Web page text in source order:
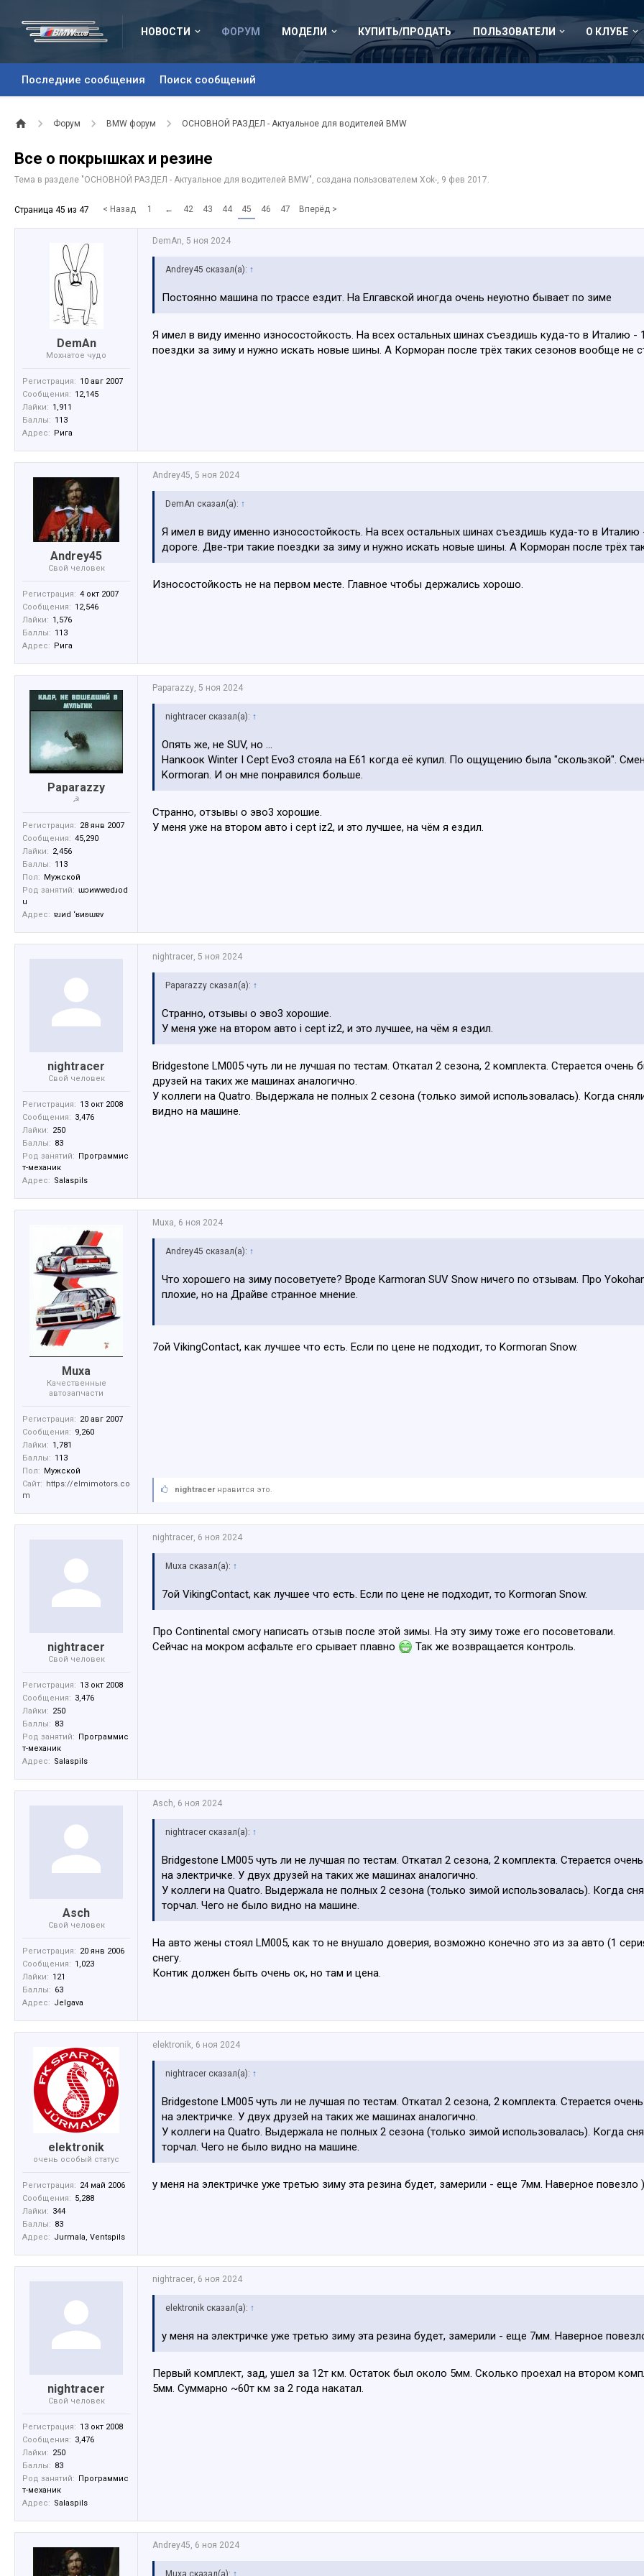
НОВОСТИ ФОРУМ
Последние сообщения Поиск сообщений
МОДЕЛИ КУПИТЬ/ПРОДАТЬ ПОЛЬЗОВАТЕЛИ О КЛУБЕ
Форум BMW форум ОСНОВНОЙ РАЗДЕЛ - Актуальное для водителей BMW
Все о покрышках и резине
Тема в разделе "ОСНОВНОЙ РАЗДЕЛ - Актуальное для водителей BMW", создана пользователем Xok-, 9 фев 2017.
Страница 45 из 47 < Назад 1 ← 42 43 44 45 46 47 Вперёд >
DemAn
Мохнатое чудо
Регистрация: 10 авг 2007
Сообщения: 12,145
Лайки: 1,911
Баллы: 113
Адрес: Рига
DemAn, 5 ноя 2024
Andrey45 сказал(а): ↑
Постоянно машина по трассе ездит. На Елгавской иногда очень неуютно бывает по зиме
Я имел в виду именно износостойкость. На всех остальных шинах съездишь куда-то в Италию -
поездки за зиму и нужно искать новые шины. А Корморан после трёх таких сезонов вообще не
Andrey45
Свой человек
Регистрация: 4 окт 2007
Сообщения: 12,546
Лайки: 1,576
Баллы: 113
Адрес: Рига
Andrey45, 5 ноя 2024
DemAn сказал(а): ↑
Я имел в виду именно износостойкость. На всех остальных шинах съездишь куда-то в Италию
дороге. Две-три такие поездки за зиму и нужно искать новые шины. А Корморан после трёх
Износостойкость не на первом месте. Главное чтобы держались хорошо.
Paparazzy
☭
Регистрация: 28 янв 2007
Сообщения: 45,290
Лайки: 2,456
Баллы: 113
Пол:
Мужской
Род занятий: ɯɔиwwɐdɹоd
u
Адрес: ɐɹиd ‘ʁиʚɯɐv
Paparazzy, 5 ноя 2024
nightracer сказал(а): ↑
Опять же, не SUV, но ...
Hаnкоок Winter I Cept Evo3 стояла на Е61 когда её купил. По ощущению была "скользкой".
Kormoran. И он мне понравился больше.
Странно, отзывы о эво3 хорошие.
У меня уже на втором авто i cept iz2, и это лучшее, на чём я ездил.
nightracer
Свой человек
Регистрация: 13 окт 2008
Сообщения: 3,476
Лайки: 250
Баллы: 83
Род занятий:
Программис
т-механик
Адрес: Salaspils
nightracer, 5 ноя 2024
Paparazzy сказал(а): ↑
Странно, отзывы о эво3 хорошие.
У меня уже на втором авто i cept iz2, и это лучшее, на чём я ездил.
Bridgestone LM005 чуть ли не лучшая по тестам. Откатал 2 сезона, 2 комплекта. Стерается
друзей на таких же машинах аналогично.
У коллеги на Quatro. Выдержала не полных 2 сезона (только зимой использовалась). Когда
видно на машине.
Muxa
Качественные
автозапчасти
Регистрация: 20 авг 2007
Сообщения: 9,260
Лайки: 1,781
Баллы: 113
Пол:
Мужской
Сайт:
https://elmimotors.co
m
Muxa, 6 ноя 2024
Andrey45 сказал(а): ↑
Что хорошего на зиму посоветуете? Вроде Karmoran SUV Snow ничего по отзывам. Про
плохие, но на Драйве странное мнение.
7ой VikingContact, как лучшее что есть. Если по цене не подходит, то Kormoran Snow.
nightracerнравится это.
nightracer
Свой человек
Регистрация: 13 окт 2008
Сообщения: 3,476
Лайки: 250
Баллы: 83
Род занятий:
Программис
т-механик
Адрес: Salaspils
nightracer, 6 ноя 2024
Muxa сказал(а): ↑
7ой VikingContact, как лучшее что есть. Если по цене не подходит, то Kormoran Snow.
Про Continental смогу написать отзыв после этой зимы. На эту зиму тоже его посоветовали.
Сейчас на мокром асфальте его срывает плавно
Так же возвращается контроль.
Asch
Свой человек
Регистрация: 20 янв 2006
Сообщения: 1,023
Лайки: 121
Баллы: 63
Адрес: Jelgava
Asch, 6 ноя 2024
nightracer сказал(а): ↑
Bridgestone LM005 чуть ли не лучшая по тестам. Откатал 2 сезона, 2 комплекта. Стерается
на электричке. У двух друзей на таких же машинах аналогично.
У коллеги на Quatro. Выдержала не полных 2 сезона (только зимой использовалась). Когда
торчал. Чего не было видно на машине.
На авто жены стоял LM005, как то не внушало доверия, возможно конечно это из за авто (1
снегу.
Контик должен быть очень ок, но там и цена.
elektronik
очень особый статус
Регистрация: 24 май 2006
Сообщения: 5,288
Лайки: 344
Баллы: 83
Адрес: Jurmala, Ventspils
elektronik, 6 ноя 2024
nightracer сказал(а): ↑
Bridgestone LM005 чуть ли не лучшая по тестам. Откатал 2 сезона, 2 комплекта. Стерается
на электричке. У двух друзей на таких же машинах аналогично.
У коллеги на Quatro. Выдержала не полных 2 сезона (только зимой использовалась). Когда
торчал. Чего не было видно на машине.
у меня на электричке уже третью зиму эта резина будет, замерили - еще 7мм. Наверное повезло
nightracer
Свой человек
Регистрация: 13 окт 2008
Сообщения: 3,476
Лайки: 250
Баллы: 83
Род занятий:
Программис
т-механик
Адрес: Salaspils
nightracer, 6 ноя 2024
elektronik сказал(а): ↑
у меня на электричке уже третью зиму эта резина будет, замерили - еще 7мм. Наверное
Первый комплект, зад, ушел за 12т км. Остаток был около 5мм. Сколько проехал на втором
5мм. Суммарно ~60т км за 2 года накатал.
Andrey45, 6 ноя 2024